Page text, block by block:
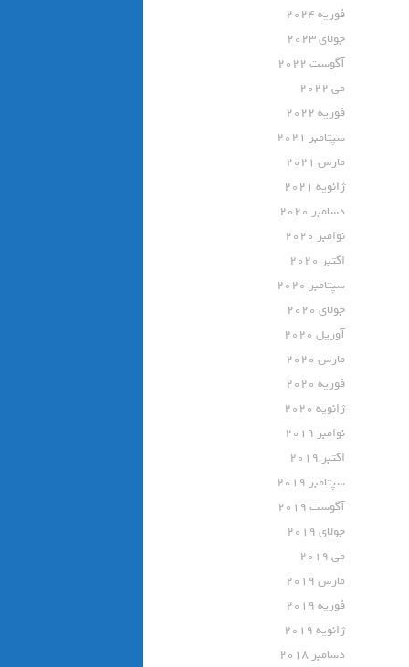
فوریه 2024
جولای 2023
آگوست 2022
می 2022
فوریه 2022
سپتامبر 2021
مارس 2021
ژانویه 2021
دسامبر 2020
نوامبر 2020
اکتبر 2020
سپتامبر 2020
جولای 2020
آوریل 2020
مارس 2020
فوریه 2020
ژانویه 2020
نوامبر 2019
اکتبر 2019
سپتامبر 2019
آگوست 2019
جولای 2019
می 2019
مارس 2019
فوریه 2019
ژانویه 2019
دسامبر 2018